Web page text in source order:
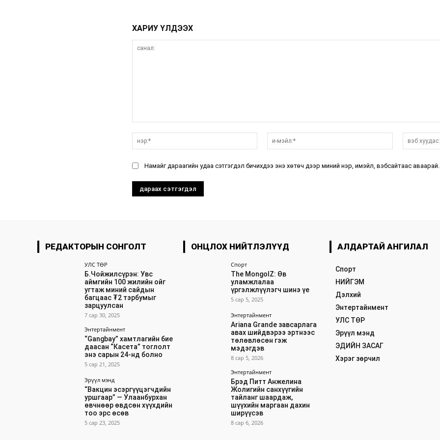
ХАРИУ ҮЛДЭЭХ
мэйл:*
Намайг дараагийн удаа сэтгэгдэл бичихдээ энэ хөтөч дээр миний нэр, имэйл, вэбсайтаас аваарай.
РЕДАКТОРЫН СОНГОЛТ
УЛС ТӨР
Б.Чойжилсүрэн: Увс
аймгийн 100 жилийн ойг
угтаж миний сайдын
багцаас ₮2 тэрбумыг
зарцуулсан
7 сар 30, 2025
Энтертайнмент
“Gangbay” хамтлагийн бие
даасан “Касета” тоглолт
энэ сарын 24-нд болно
5 сар 21, 2025
Эрүүл мэнд
“Вакцин эсэргүүцэгчдийн
уршгаар” — Улаанбурхан
өвчнөөр өвдсөн хүүхдийн
тоо эрс өсөв
5 сар 23, 2025
ОНЦЛОХ НИЙТЛЭЛҮҮД
Спорт
The MongolZ: Өв
уламжлалаа
үргэлжлүүлэгч шинэ үе
5 сар 5, 2025
Энтертайнмент
Ariana Grande завсарлага
авах шийдвэрээ эртнээс
төлөвлөсөн гэж
мэдэгдэв
8 сар 5, 2026
Энтертайнмент
Брэд Питт Анжелина
Жолигийн санхүүгийн
тайланг шаардаж,
шүүхийн маргаан дахин
ширүүсэв
8 сар 6, 2026
АЛДАРТАЙ АНГИЛАЛ
Спорт
НИЙГЭМ
Дэлхий
Энтертайнмент
УЛС ТӨР
Эрүүл мэнд
ЭДИЙН ЗАСАГ
Хэрэг зөрчил